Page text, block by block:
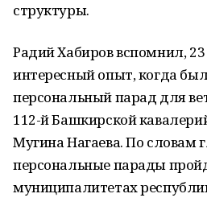
структуры.
Радий Хабиров вспомнил,
интересный опыт, когда
персональный парад для
112-й Башкирской
Мугина Нагаева. По словам
персональные парады
муниципалитетах